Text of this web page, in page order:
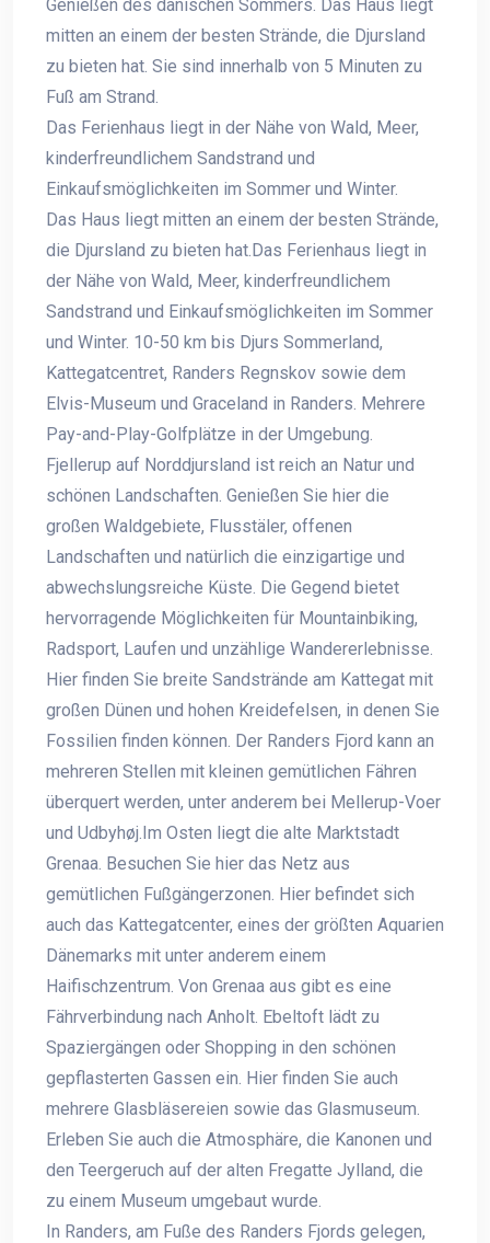
Genießen des dänischen Sommers. Das Haus liegt
mitten an einem der besten Strände, die Djursland
zu bieten hat. Sie sind innerhalb von 5 Minuten zu
Fuß am Strand.
Das Ferienhaus liegt in der Nähe von Wald, Meer,
kinderfreundlichem Sandstrand und
Einkaufsmöglichkeiten im Sommer und Winter.
Das Haus liegt mitten an einem der besten Strände,
die Djursland zu bieten hat.Das Ferienhaus liegt in
der Nähe von Wald, Meer, kinderfreundlichem
Sandstrand und Einkaufsmöglichkeiten im Sommer
und Winter. 10-50 km bis Djurs Sommerland,
Kattegatcentret, Randers Regnskov sowie dem
Elvis-Museum und Graceland in Randers. Mehrere
Pay-and-Play-Golfplätze in der Umgebung.
Fjellerup auf Norddjursland ist reich an Natur und
schönen Landschaften. Genießen Sie hier die
großen Waldgebiete, Flusstäler, offenen
Landschaften und natürlich die einzigartige und
abwechslungsreiche Küste. Die Gegend bietet
hervorragende Möglichkeiten für Mountainbiking,
Radsport, Laufen und unzählige Wandererlebnisse.
Hier finden Sie breite Sandstrände am Kattegat mit
großen Dünen und hohen Kreidefelsen, in denen Sie
Fossilien finden können. Der Randers Fjord kann an
mehreren Stellen mit kleinen gemütlichen Fähren
überquert werden, unter anderem bei Mellerup-Voer
und Udbyhøj.Im Osten liegt die alte Marktstadt
Grenaa. Besuchen Sie hier das Netz aus
gemütlichen Fußgängerzonen. Hier befindet sich
auch das Kattegatcenter, eines der größten Aquarien
Dänemarks mit unter anderem einem
Haifischzentrum. Von Grenaa aus gibt es eine
Fährverbindung nach Anholt. Ebeltoft lädt zu
Spaziergängen oder Shopping in den schönen
gepflasterten Gassen ein. Hier finden Sie auch
mehrere Glasbläsereien sowie das Glasmuseum.
Erleben Sie auch die Atmosphäre, die Kanonen und
den Teergeruch auf der alten Fregatte Jylland, die
zu einem Museum umgebaut wurde.
In Randers, am Fuße des Randers Fjords gelegen,